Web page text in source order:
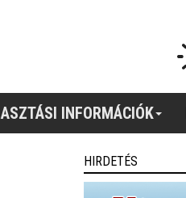
INFORMÁCIÓK
HIRDETÉS